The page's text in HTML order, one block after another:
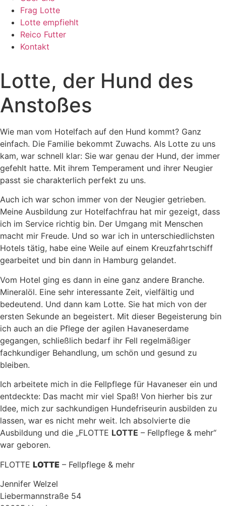
Frag Lotte
Lotte empfiehlt
Reico Futter
Kontakt
Lotte, der Hund des
Anstoßes
Wie man vom Hotelfach auf den Hund kommt? Ganz
einfach. Die Familie bekommt Zuwachs. Als Lotte zu uns
kam, war schnell klar: Sie war genau der Hund, der immer
gefehlt hatte. Mit ihrem Temperament und ihrer Neugier
passt sie charakterlich perfekt zu uns.
Auch ich war schon immer von der Neugier getrieben.
Meine Ausbildung zur Hotelfachfrau hat mir gezeigt, dass
ich im Service richtig bin. Der Umgang mit Menschen
macht mir Freude. Und so war ich in unterschiedlichsten
Hotels tätig, habe eine Weile auf einem Kreuzfahrtschiff
gearbeitet und bin dann in Hamburg gelandet.
Vom Hotel ging es dann in eine ganz andere Branche.
Mineralöl. Eine sehr interessante Zeit, vielfältig und
bedeutend. Und dann kam Lotte. Sie hat mich von der
ersten Sekunde an begeistert. Mit dieser Begeisterung bin
ich auch an die Pflege der agilen Havaneserdame
gegangen, schließlich bedarf ihr Fell regelmäßiger
fachkundiger Behandlung, um schön und gesund zu
bleiben.
Ich arbeitete mich in die Fellpflege für Havaneser ein und
entdeckte: Das macht mir viel Spaß! Von hierher bis zur
Idee, mich zur sachkundigen Hundefriseurin ausbilden zu
lassen, war es nicht mehr weit. Ich absolvierte die
Ausbildung und die „FLOTTE LOTTE – Fellpflege & mehr“
war geboren.
FLOTTE LOTTE – Fellpflege & mehr
Jennifer Welzel
Liebermannstraße 54